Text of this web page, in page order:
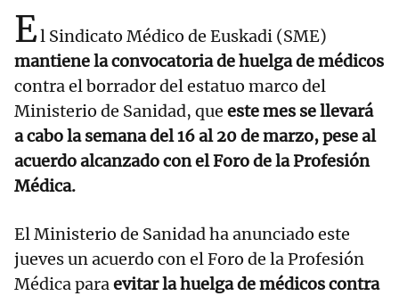
El Sindicato Médico de Euskadi (SME)
mantiene la convocatoria de huelga de médicos
contra el borrador del estatuo marco del
Ministerio de Sanidad, que este mes se llevará
a cabo la semana del 16 al 20 de marzo, pese al
acuerdo alcanzado con el Foro de la Profesión
Médica.
El Ministerio de Sanidad ha anunciado este
jueves un acuerdo con el Foro de la Profesión
Médica paraevitar la huelga de médicos contra